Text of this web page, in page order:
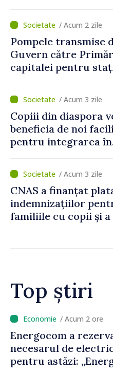
electronice. Cetățenii,
invitați să se înscrie la
eveniment
/ Acum 2 zile
Pompele transmise
Guvern către
capitalei pentru
lui Vodă au fost
puse în funcțiune
/ Acum 3 zile
Copiii din diaspora
beneficia de noi
pentru integrarea în
Republica Moldova
/ Acum 3 zile
CNAS a finanțat
indemnizațiilor
familiile cu copii și
Top știri
/ Acum 25
VIDEO // Peste 2 000
militari vor defila de
Independenței în